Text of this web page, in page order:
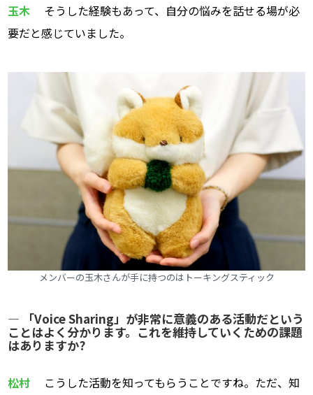
玉木
そうした経験もあって、自分の悩みを話せる場が必
要だと感じていました。
メンバーの玉木さんが手に持つのはトーキングスティック
― 「Voice Sharing」が非常に意義のある活動だという
ことはよく分かります。これを維持していくための課題
はありますか?
松村
こうした活動を知ってもらうことですね。ただ、知